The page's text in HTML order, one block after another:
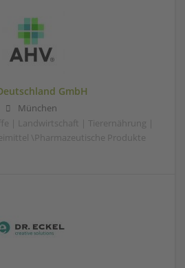
GmbH
München
| Landwirtschaft | Tierernährung |
\Pharmazeutische Produkte